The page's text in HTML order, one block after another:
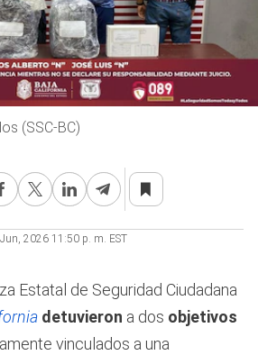
(SSC-BC)
2026 11:50 p. m. EST
Estatal de Seguridad Ciudadana
detuvieron a dos objetivos
vinculados a una